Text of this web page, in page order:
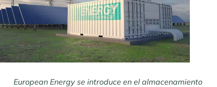
European Energy se introduce en el almacenamiento